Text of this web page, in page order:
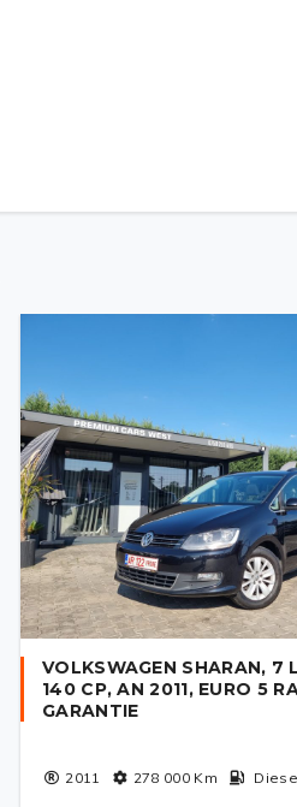
VOLKSWAGEN SHARAN, 7
140 CP, AN 2011, EURO 5
GARANTIE
2011 278 000Km